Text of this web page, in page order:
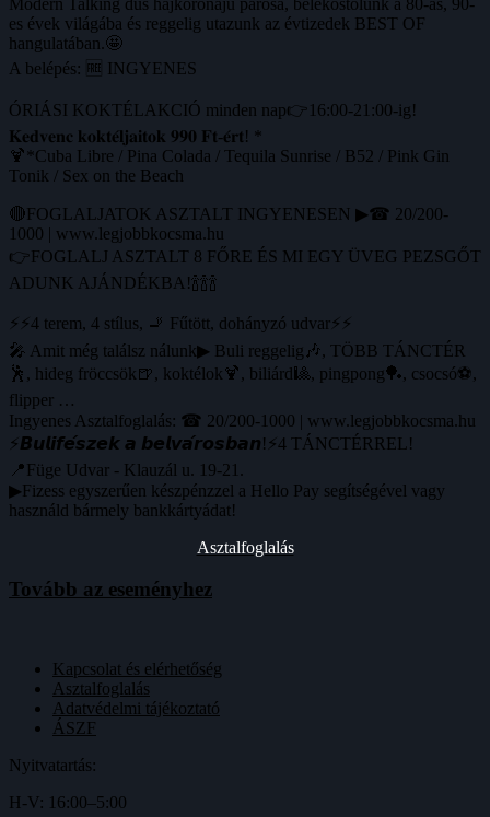
es évek világába és reggelig utazunk az évtizedek BEST OF
hangulatában.🤩
A belépés: 🆓 INGYENES
ÓRIÁSI KOKTÉLAKCIÓ minden nap👉16:00-21:00-ig!
𝐊𝐞𝐝𝐯𝐞𝐧𝐜 𝐤𝐨𝐤𝐭𝐞́𝐥𝐣𝐚𝐢𝐭𝐨𝐤 𝟗𝟗𝟎 𝐅𝐭-𝐞́𝐫𝐭! *
🍹*Cuba Libre / Pina Colada / Tequila Sunrise / B52 / Pink Gin
Tonik / Sex on the Beach
🔴FOGLALJATOK ASZTALT INGYENESEN ▶☎ 20/200-
1000 | www.legjobbkocsma.hu
👉FOGLALJ ASZTALT 8 FŐRE ÉS MI EGY ÜVEG PEZSGŐT
ADUNK AJÁNDÉKBA!🍾🍾🍾
⚡⚡4 terem, 4 stílus, 🚬 Fűtött, dohányzó udvar⚡⚡
🎤 Amit még találsz nálunk▶ Buli reggelig🎶, TÖBB TÁNCTÉR
🕺, hideg fröccsök🍺, koktélok🍹, biliárd🎱, pingpong🏓, csocsó⚽️,
flipper …
Ingyenes Asztalfoglalás: ☎ 20/200-1000 | www.legjobbkocsma.hu
⚡️𝘽𝙪𝙡𝙞𝙛𝙚́𝙨𝙯𝙚𝙠 𝙖 𝙗𝙚𝙡𝙫𝙖́𝙧𝙤𝙨𝙗𝙖𝙣!⚡️4 TÁNCTÉRREL!
📍Füge Udvar - Klauzál u. 19-21.
▶Fizess egyszerűen készpénzzel a Hello Pay segítségével vagy
használd bármely bankkártyádat!
Asztalfoglalás
Tovább az eseményhez
Kapcsolat és elérhetőség
Asztalfoglalás
Adatvédelmi tájékoztató
ÁSZF
Nyitvatartás:
H-V: 16:00–5:00